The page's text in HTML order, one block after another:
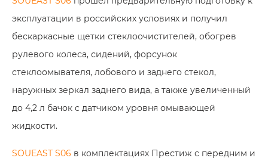
эксплуатации в российских условиях и получил
бескаркасные щетки стеклоочистителей, обогрев
рулевого колеса, сидений, форсунок
стеклоомывателя, лобового и заднего стекол,
наружных зеркал заднего вида, а также увеличенный
до 4,2 л бачок с датчиком уровня омывающей
жидкости.
SOUEAST S06 в комплектациях Престиж с передним и